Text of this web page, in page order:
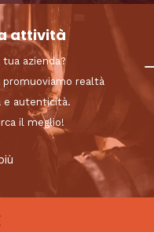
attività
azienda?
promuoviamo realtà
e autenticità.
il meglio!